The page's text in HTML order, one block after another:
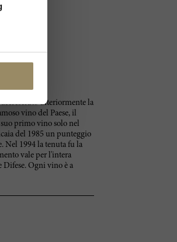
ulteriormente la
vino del Paese, il
primo vino solo nel
del 1985 un punteggio
Nel 1994 la tenuta fu la
vale per l'intera
Difese. Ogni vino è a